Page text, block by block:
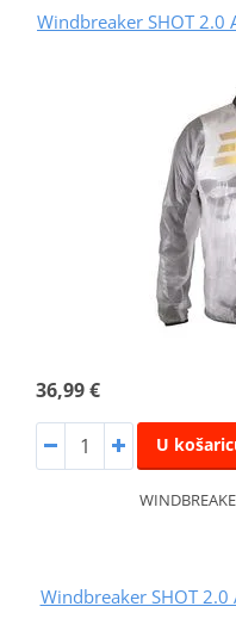
Windbreaker SHOT 2.0
36,99 €
U
Windbreaker SHOT